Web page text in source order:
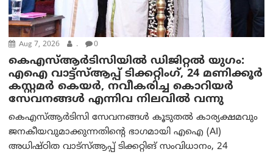
Aug 7, 2026 . 0
കെഎസ്ആർടിസിയിൽ ഡിജിറ്റൽ യുഗം:
എഐ വാട്ട്‌സ്ആപ്പ് ടിക്കറ്റിംഗ്, 24 മണിക്കൂർ
കസ്റ്റമർ കെയർ, നവീകരിച്ച കൊറിയർ
സേവനങ്ങൾ എന്നിവ നിലവിൽ വന്നു
കെഎസ്ആർടിസി സേവനങ്ങൾ കൂടുതൽ കാര്യക്ഷമവും
ജനകീയവുമാക്കുന്നതിന്റെ ഭാഗമായി എഐ (AI)
അധിഷ്ഠിത വാട്‌സ്ആപ്പ് ടിക്കറ്റിങ് സംവിധാനം, 24